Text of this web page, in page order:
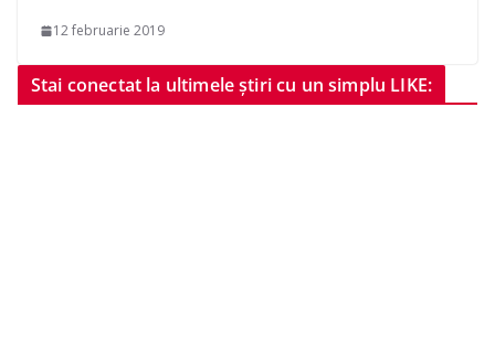
12 februarie 2019
Stai conectat la ultimele știri cu un simplu LIKE: